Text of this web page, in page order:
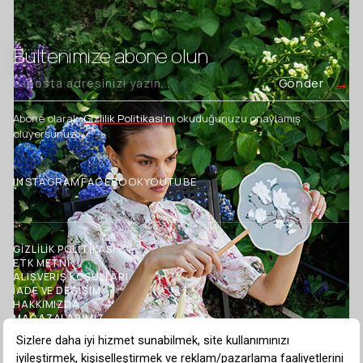
Bültenimize abone olun
Gönder
Abone olarak,Gizlilik Politikası’nıokuduğunuzu onaylamış
oluyorsunuz.
INSTAGRAMFACEBOOKYOUTUBE
GİZLİLİK POLİTİKASI
ETK METNİ
ALIŞVERİŞ KOŞULLARI
İADE VE DEĞİŞİM
HAKKIMIZDA
MAĞAZALARIMIZ
BLOG
TOPTAN SATIŞ